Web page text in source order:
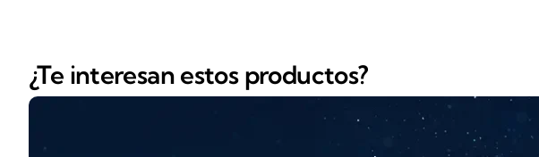
¿Te interesan estos productos?